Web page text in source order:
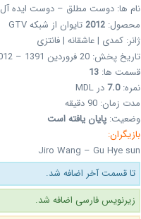
نام ها: دوست مطلق – دوست ایده آل
محصول: 2012تایوان از شبکه GTV
ژانر: کمدی | عاشقانه | فانتزی
تاریخ پخش: 20 فروردین 1391 – 08Apr2012
قسمت ها: 13
نمره:7.0در MDL
مدت زمان: 90 دقیقه
وضعیت: پایان یافته است
بازیگران:
Jiro Wang – Gu Hye sun
تا قسمت آخر اضافه شد.
زیرنویس فارسی اضافه شد.